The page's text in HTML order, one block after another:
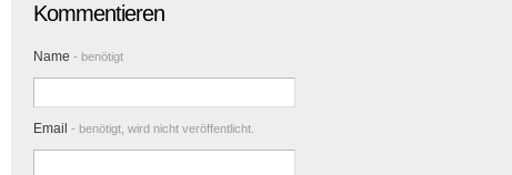
Kommentieren
Name - benötigt
Email - benötigt, wird nicht veröffentlicht.